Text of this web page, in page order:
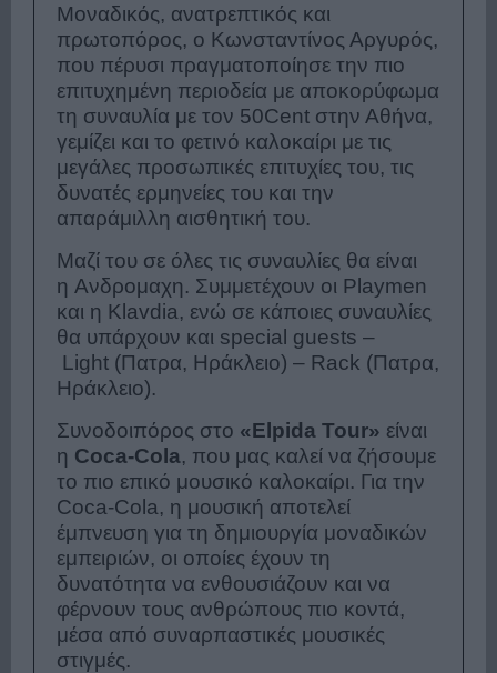
Μοναδικός, ανατρεπτικός και
πρωτοπόρος, ο Κωνσταντίνος Αργυρός,
που πέρυσι πραγματοποίησε την πιο
επιτυχημένη περιοδεία με αποκορύφωμα
τη συναυλία με τον 50Cent στην Αθήνα,
γεμίζει και το φετινό καλοκαίρι με τις
μεγάλες προσωπικές επιτυχίες του, τις
δυνατές ερμηνείες του και την
απαράμιλλη αισθητική του.
Μαζί του σε όλες τις συναυλίες θα είναι
η Ανδρομαχη. Συμμετέχουν οι Playmen
και η Klavdia, ενώ σε κάποιες συναυλίες
θα υπάρχουν και special guests –
Light (Πατρα, Ηράκλειο) – Rack (Πατρα,
Ηράκλειο).
Συνοδοιπόρος στο «Elpida Tour» είναι
η Coca-Cola, που μας καλεί να ζήσουμε
το πιο επικό μουσικό καλοκαίρι. Για την
Coca-Cola, η μουσική αποτελεί
έμπνευση για τη δημιουργία μοναδικών
εμπειριών, οι οποίες έχουν τη
δυνατότητα να ενθουσιάζουν και να
φέρνουν τους ανθρώπους πιο κοντά,
μέσα από συναρπαστικές μουσικές
στιγμές.